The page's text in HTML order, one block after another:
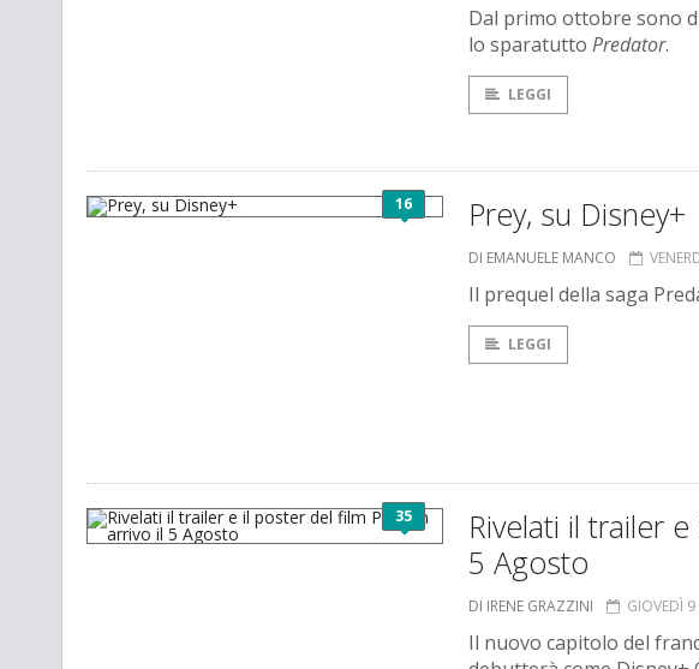
Dal primo ottobre sono
lo sparatutto Predator.
LEGGI
16 Prey, su Disney+
DI EMANUELE MANCO
Il prequel della saga
LEGGI
35
Rivelati il trailer
5 Agosto
DI IRENE GRAZZINI GIOVEDÌ
Il nuovo capitolo del